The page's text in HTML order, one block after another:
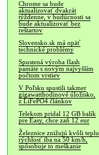
Chrome sa bude
aktualizovať dvakrát
týždenne, v budúcnosti sa
bude aktualizovať bez
reštartov
Slovensko.sk má opäť
technické problémy
Spustená výroba flash
pamäte s novým najvyšším
počtom vrstiev
V Poľsku spustili takmer
gigawatthodinové úložisko,
z LiFePO4 článkov
Telekom pridal 12 GB balík
pre Easy, chce zaň 12 eur
Železnice znižujú kvôli teplu
rýchlosť iba na 50 km/h,
spôsobuje to meškanie